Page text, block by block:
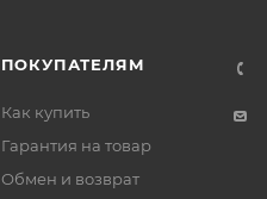
ПОКУПАТЕЛЯМ
Как купить
Гарантия на товар
Обмен и возврат